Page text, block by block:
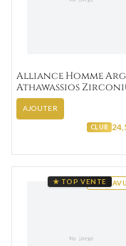
Alliance Homme
Athawassios
AJOUTER
CLUB
★ TOP VENTE